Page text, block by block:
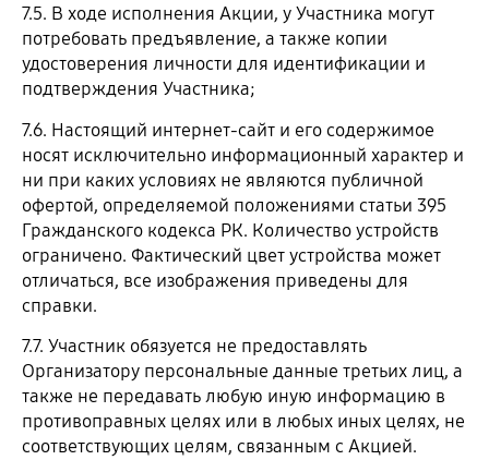
7.5. В ходе исполнения Акции, у Участника могут
потребовать предъявление, а также копии
удостоверения личности для идентификации и
подтверждения Участника;
7.6. Настоящий интернет-сайт и его содержимое
носят исключительно информационный характер и
ни при каких условиях не являются публичной
офертой, определяемой положениями статьи 395
Гражданского кодекса РК. Количество устройств
ограничено. Фактический цвет устройства может
отличаться, все изображения приведены для
справки.
7.7. Участник обязуется не предоставлять
Организатору персональные данные третьих лиц, а
также не передавать любую иную информацию в
противоправных целях или в любых иных целях, не
соответствующих целям, связанным с Акцией.